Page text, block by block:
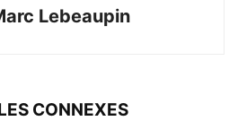
Lebeaupin
CONNEXES